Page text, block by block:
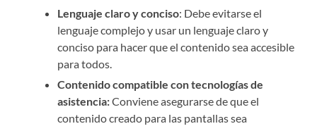
Lenguaje claro y conciso: Debe evitarse el
lenguaje complejo y usar un lenguaje claro y
conciso para hacer que el contenido sea accesible
para todos.
Contenido compatible con tecnologías de
asistencia:Conviene asegurarse de que el
contenido creado para las pantallas sea